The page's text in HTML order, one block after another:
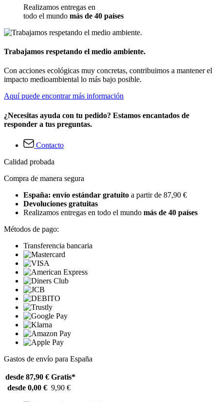
Realizamos entregas en
todo el mundo más de 40 países
Trabajamos respetando el medio ambiente.
Con acciones ecológicas muy concretas, contribuimos a mantener el
impacto medioambiental lo más bajo posible.
Aquí puede encontrar más información
¿Necesitas ayuda con tu pedido? Estamos encantados de
responder a tus preguntas.
Contacto
Calidad probada
Compra de manera segura
España: envío estándar gratuito a partir de 87,90 €
Devoluciones gratuitas
Realizamos entregas en todo el mundo más de 40 países
Métodos de pago:
Transferencia bancaria
Gastos de envío para España
desde 87,90 € Gratis*
desde 0,00 € 9,90 €